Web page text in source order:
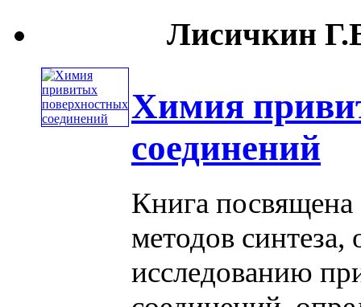
Лисичкин
Химия
соединений
Книга
методов синтеза,
исследованию